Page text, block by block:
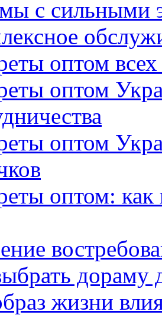
с сильными
оптом
оптом
оптом
оптом:
дораму
жизни